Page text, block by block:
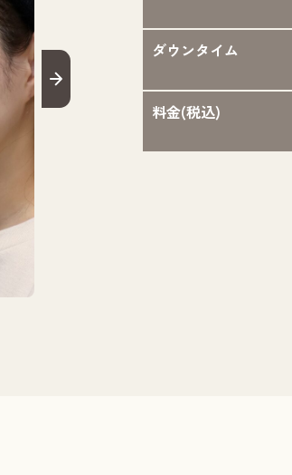
ダウンタイム
料金(税込)